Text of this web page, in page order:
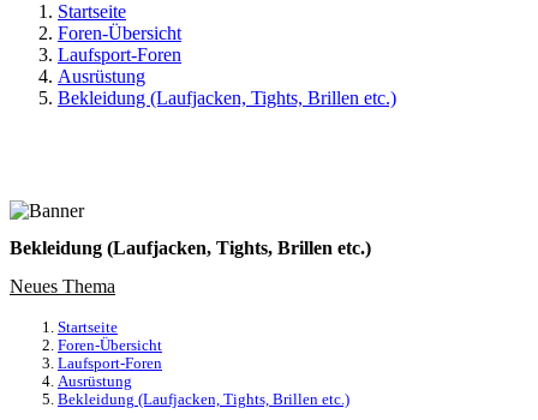
Startseite
Foren-Übersicht
Laufsport-Foren
Ausrüstung
Bekleidung (Laufjacken, Tights, Brillen etc.)
Bekleidung (Laufjacken, Tights, Brillen etc.)
Neues Thema
Startseite
Foren-Übersicht
Laufsport-Foren
Ausrüstung
Bekleidung (Laufjacken, Tights, Brillen etc.)